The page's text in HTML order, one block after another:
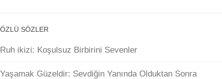
ÖZLÜ SÖZLER
Ruh ikizi: Koşulsuz Birbirini Sevenler
Yaşamak Güzeldir: Sevdiğin Yanında Olduktan Sonra